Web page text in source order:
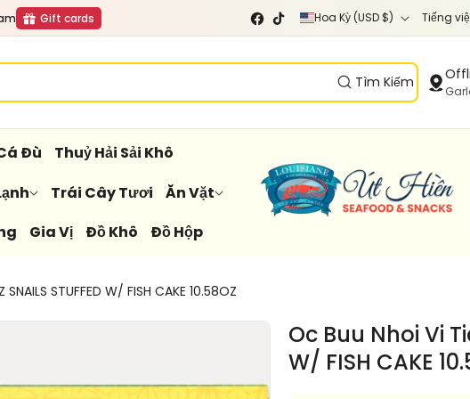
Gift cards
F
c
b
T
k
o
Q
u
ố
c
g
a
/
v
ự
c
Hoa Kỳ (USD $)
N
g
ô
n
n
ữ
Tiếng
Tìm Kiếm
Đù
Thuỷ Hải Sải Khô
Trái Cây Tươi
Ăn Vặt
Gia Vị Đồ Khô Đồ Hộp
STUFFED W/ FISH CAKE 10.58OZ
Oc Buu Nhoi Vi
W/ FISH CAKE